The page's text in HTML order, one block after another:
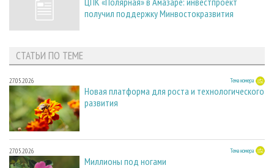
получил поддержку Минвостокразвития
СТАТЬИ ПО ТЕМЕ
27.05.2026 Тема номера
Новая платформа для роста и технологического
развития
27.05.2026 Тема номера
Миллионы под ногами